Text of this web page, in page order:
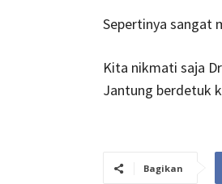
Sepertinya sangat
Kita nikmati saja
Jantung berdetuk
Bagikan